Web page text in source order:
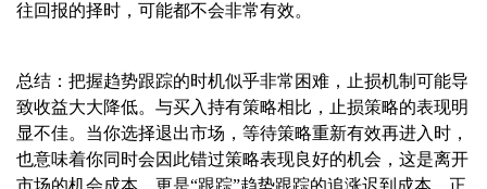
往回报的择时，可能都不会非常有效。
总结：把握趋势跟踪的时机似乎非常困难，止损机制可能导
致收益大大降低。与买入持有策略相比，止损策略的表现明
显不佳。当你选择退出市场，等待策略重新有效再进入时，
也意味着你同时会因此错过策略表现良好的机会，这是离开